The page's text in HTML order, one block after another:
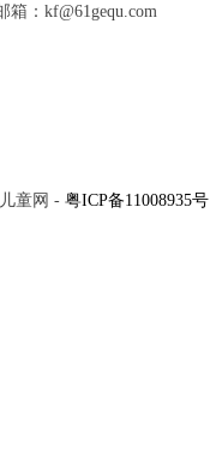
箱：kf@61gequ.com
童网 - 粤ICP备11008935号